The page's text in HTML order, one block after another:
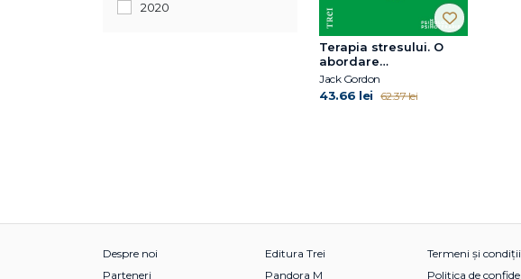
2020
Terapia stresului. O
abordare
comportamentală
rațional-emotivă
Jack Gordon
43.66 lei 62.37 lei
Despre noi
Parteneri
Editura Trei
Pandora M
Termeni și condiții
Politica de